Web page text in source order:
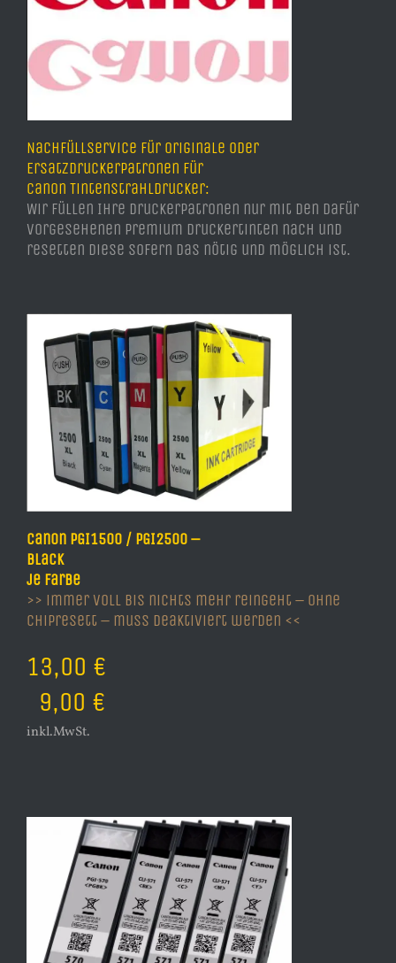
Nachfüllservice für Originale oder
Ersatzdruckerpatronen für
Canon Tintenstrahldrucker:
Wir füllen Ihre Druckerpatronen nur mit den dafür
vorgesehenen Premium Druckertinten nach und
resetten diese sofern das nötig und möglich ist.
Canon PGI1500 / PGI2500 –
Black
je Farbe
>> immer voll bis nichts mehr reingeht – ohne
Chipresett – muss deaktiviert werden <<
13,00 €
9,00 €
inkl.MwSt.